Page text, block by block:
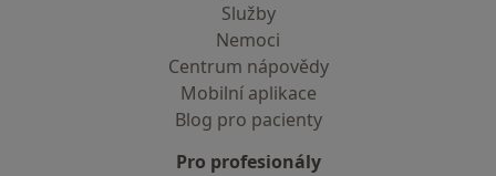
Služby
Nemoci
Centrum nápovědy
Mobilní aplikace
Blog pro pacienty
Pro profesionály